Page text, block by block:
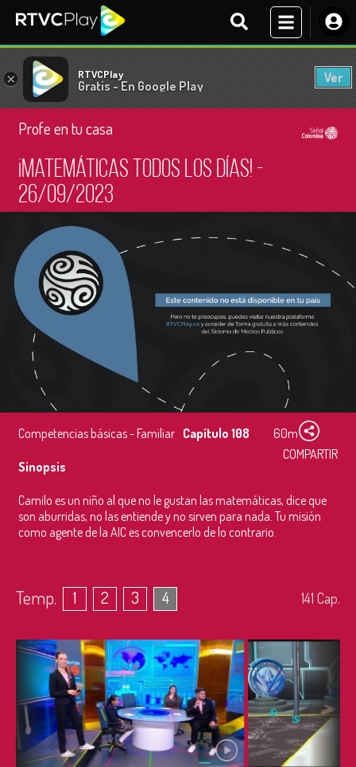
× RTVCPlay
Gratis - En Google Play
Ver
Profe en tu casa
¡Matemáticas todos los días! -
26/09/2023
Competencias básicas - Familiar Capítulo 108
60m
COMPARTIR
Sinopsis
Camilo es un niño al que no le gustan las matemáticas, dice que
son aburridas, no las entiende y no sirven para nada. Tu misión
como agente de la AIC es convencerlo de lo contrario.
Temp. 1 2 3 4 141 Cap.